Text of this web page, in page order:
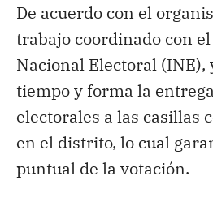
De acuerdo con el
trabajo coordinado con
Nacional Electoral (INE),
tiempo y forma la
electorales a las casillas
en el distrito, lo cual
puntual de la votación.